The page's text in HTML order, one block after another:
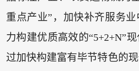
重点产业”，加快补齐服务
力构建优质高效的“5+2+N”
过加快构建富有毕节特色的